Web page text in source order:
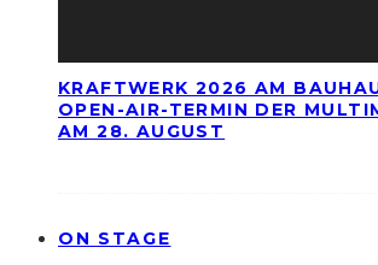
KRAFTWERK 2026 AM
OPEN-AIR-TERMIN DER
AM 28. AUGUST
ON STAGE